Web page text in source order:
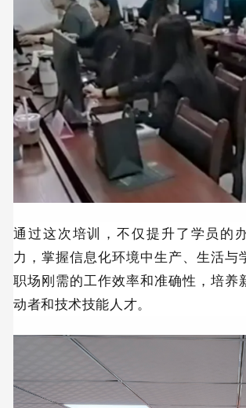
通过这次培训，不仅提升了学员的
力，掌握信息化环境中生产、生活与
职场刚需的工作效率和准确性，培养
动者和技术技能人才。